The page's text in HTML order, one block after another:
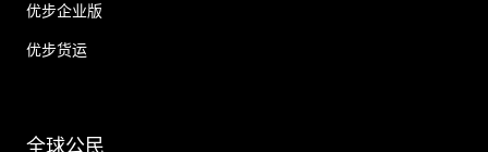
优步企业版
优步货运
全球公民